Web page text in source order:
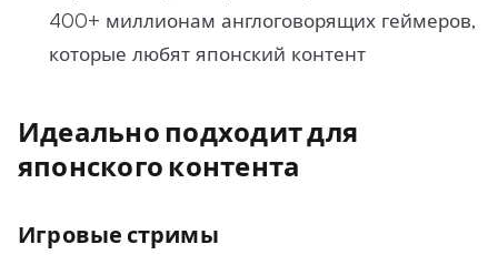
400+ миллионам англоговорящих геймеров,
которые любят японский контент
Идеально подходит для
японского контента
Игровые стримы